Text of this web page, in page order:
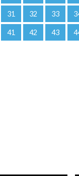
31 32 33
41 42 43